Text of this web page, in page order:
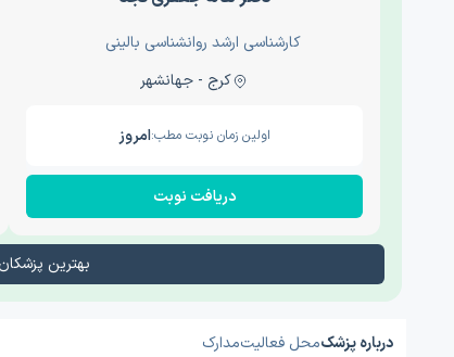
کارشناسی ارشد روانشناسی بالینی
کرج - جهانشهر
اولین زمان نوبت مطب:امروز
دریافت نوبت
بهترین
درباره پزشکمحل فعالیتمدارک